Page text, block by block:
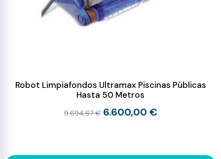
Robot Limpiafondos Ultramax Piscinas Públicas
Hasta 50 Metros
9.694,67 € 6.600,00 €